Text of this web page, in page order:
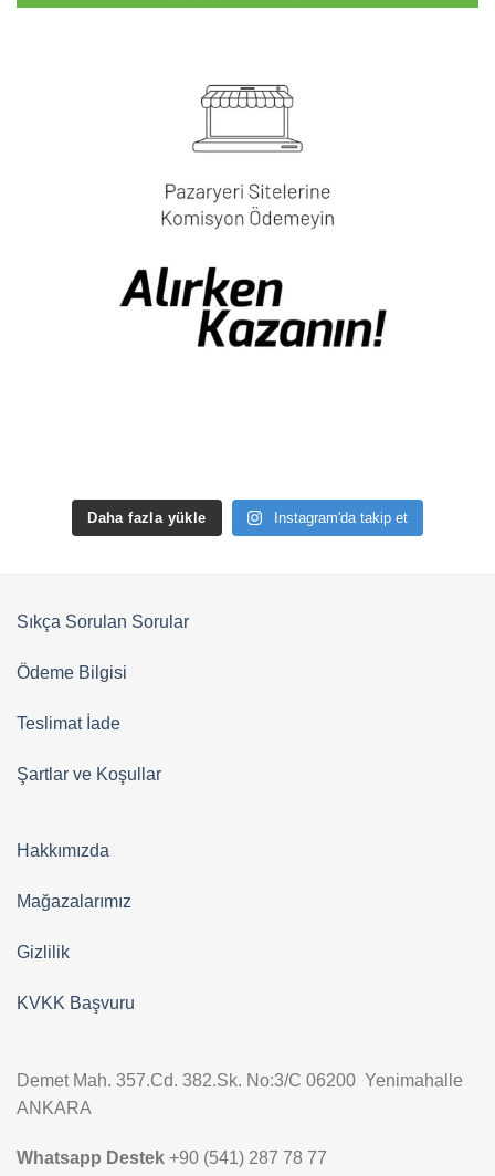
Daha fazla yükle Instagram'da takip et
Sıkça Sorulan Sorular
Ödeme Bilgisi
Teslimat İade
Şartlar ve Koşullar
Hakkımızda
Mağazalarımız
Gizlilik
KVKK Başvuru
Demet Mah. 357.Cd. 382.Sk. No:3/C 06200 Yenimahalle
ANKARA
Whatsapp Destek +90 (541) 287 78 77